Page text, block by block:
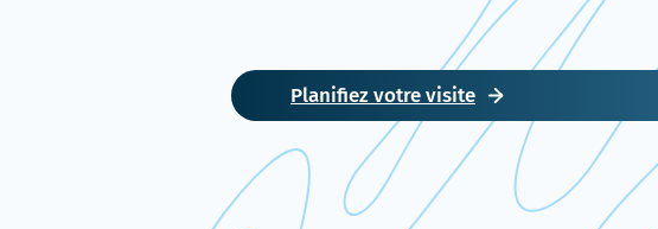
Planifiez votre visite